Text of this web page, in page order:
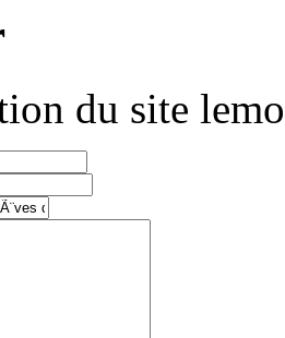
du site